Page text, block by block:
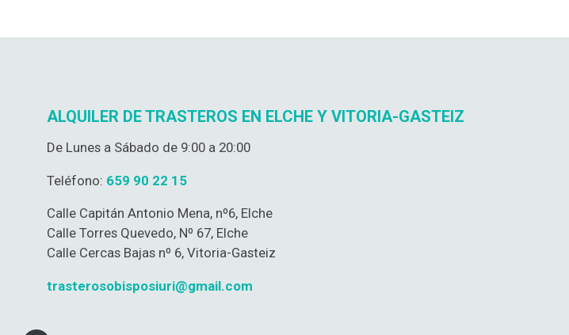
ALQUILER DE TRASTEROS EN ELCHE Y VITORIA-GASTEIZ
De Lunes a Sábado de 9:00 a 20:00
Teléfono: 659 90 22 15
Calle Capitán Antonio Mena, nº6, Elche
Calle Torres Quevedo, Nº 67, Elche
Calle Cercas Bajas nº 6, Vitoria-Gasteiz
trasterosobisposiuri@gmail.com